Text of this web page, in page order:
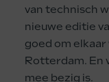
van technisch
nieuwe editie
goed om
Rotterdam. En
mee bezig is.